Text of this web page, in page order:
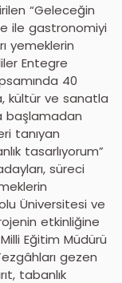
“Geleceğin
ile gastronomiyi
yemeklerin
Entegre
40
kültür ve sanatla
başlamadan
tanıyan
tasarlıyorum”
süreci
Üniversitesi ve
etkinliğine
Eğitim Müdürü
gezen
tabanlık